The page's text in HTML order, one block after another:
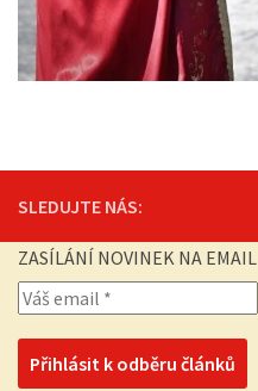
SLEDUJTE NÁS:
ZASÍLÁNÍ NOVINEK NA EMAIL